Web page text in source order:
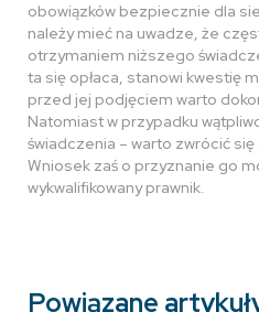
obowiązków bezpiecznie dla
należy mieć na uwadze, że
otrzymaniem niższego
ta się opłaca, stanowi kwestię
przed jej podjęciem warto
Natomiast w przypadku
świadczenia – warto zwrócić
Wniosek zaś o przyznanie go
wykwalifikowany prawnik.
Powiązane